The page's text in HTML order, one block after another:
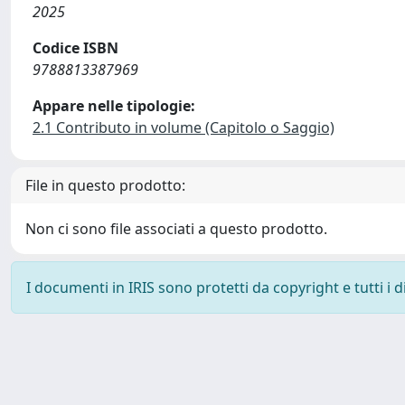
2025
Codice ISBN
9788813387969
Appare nelle tipologie:
2.1 Contributo in volume (Capitolo o Saggio)
File in questo prodotto:
Non ci sono file associati a questo prodotto.
I documenti in IRIS sono protetti da copyright e tutti i